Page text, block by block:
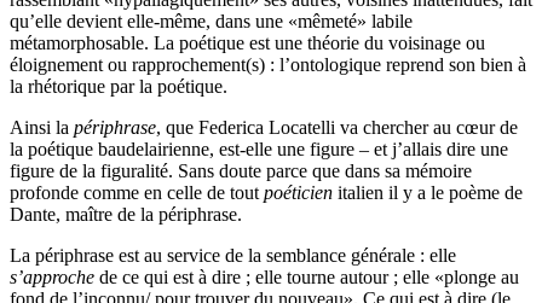
qu’elle devient elle-même, dans une «mêmeté» labile
métamorphosable. La poétique est une théorie du voisinage ou
éloignement ou rapprochement(s) : l’ontologique reprend son bien à
la rhétorique par la poétique.
Ainsi la périphrase, que Federica Locatelli va chercher au cœur de
la poétique baudelairienne, est-elle une figure – et j’allais dire une
figure de la figuralité. Sans doute parce que dans sa mémoire
profonde comme en celle de tout poéticien italien il y a le poème de
Dante, maître de la périphrase.
La périphrase est au service de la semblance générale : elle
s’approche de ce qui est à dire ; elle tourne autour ; elle «plonge au